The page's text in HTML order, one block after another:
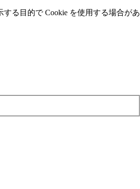
る⽬的で Cookie を使⽤する場合があ